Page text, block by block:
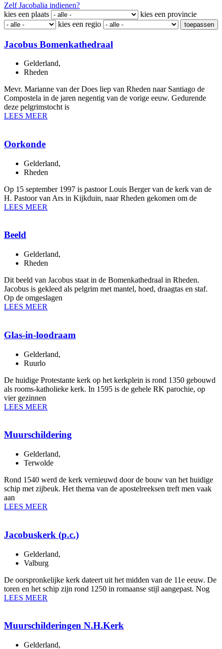
Zelf Jacobalia indienen?
kies een plaats
kies een provincie
kies een regio
toepassen
Jacobus Bomenkathedraal
Gelderland,
Rheden
Mevr. Marianne van der Does liep van Rheden naar Santiago de
Compostela in de jaren negentig van de vorige eeuw. Gedurende
deze pelgrimstocht is
LEES MEER
Oorkonde
Gelderland,
Rheden
Op 15 september 1997 is pastoor Louis Berger van de kerk van de
H. Pastoor van Ars in Kijkduin, naar Rheden gekomen om de
LEES MEER
Beeld
Gelderland,
Rheden
Dit beeld van Jacobus staat in de Bomenkathedraal in Rheden.
Jacobus is gekleed als pelgrim met mantel, hoed, draagtas en staf.
Op de omgeslagen
LEES MEER
Glas-in-loodraam
Gelderland,
Ruurlo
De huidige Protestante kerk op het kerkplein is rond 1350 gebouwd
als rooms-katholieke kerk. In 1595 is de gehele RK parochie, op
vier gezinnen
LEES MEER
Muurschildering
Gelderland,
Terwolde
Rond 1540 werd de kerk vernieuwd door de bouw van het huidige
schip met zijbeuk. Het thema van de apostelreeksen treft men vaak
aan
LEES MEER
Jacobuskerk (p.c.)
Gelderland,
Valburg
De oorspronkelijke kerk dateert uit het midden van de 11e eeuw. De
toren en het schip zijn rond 1250 in romaanse stijl aangepast. Nog
LEES MEER
Muurschilderingen N.H.Kerk
Gelderland,